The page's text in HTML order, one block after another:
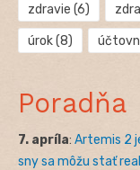
zdravie (6)
úrok(8)
Poradňa
7. apríla: Artemis 2
sny sa môžu stať